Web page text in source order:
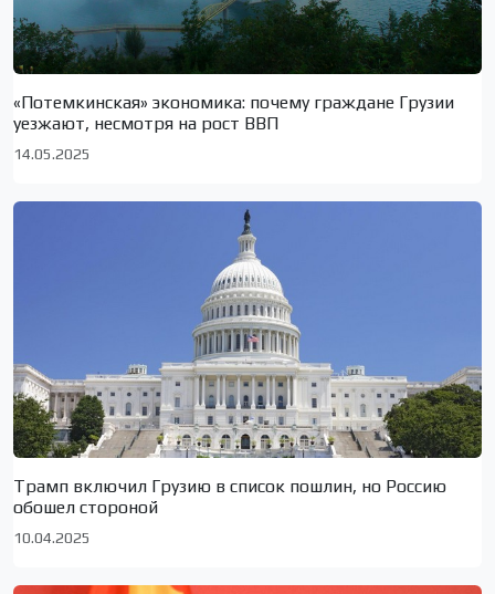
«Потемкинская» экономика: почему граждане Грузии
уезжают, несмотря на рост ВВП
14.05.2025
Трамп включил Грузию в список пошлин, но Россию
обошел стороной
10.04.2025